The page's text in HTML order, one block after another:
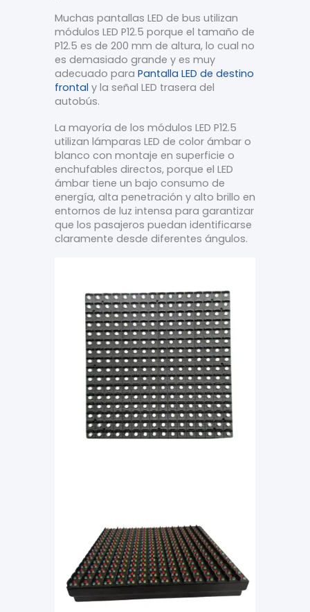
Muchas pantallas LED de bus utilizan
módulos LED P12.5 porque el tamaño de
P12.5 es de 200 mm de altura, lo cual no
es demasiado grande y es muy
adecuado para Pantalla LED de destino
frontal y la señal LED trasera del
autobús.
La mayoría de los módulos LED P12.5
utilizan lámparas LED de color ámbar o
blanco con montaje en superficie o
enchufables directos, porque el LED
ámbar tiene un bajo consumo de
energía, alta penetración y alto brillo en
entornos de luz intensa para garantizar
que los pasajeros puedan identificarse
claramente desde diferentes ángulos.